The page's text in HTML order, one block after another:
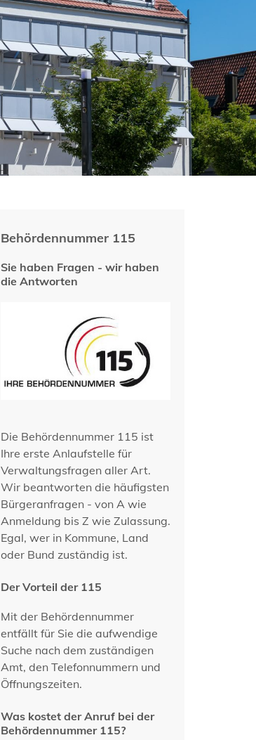
Behördennummer 115
Sie haben Fragen - wir haben
die Antworten
Die Behördennummer 115 ist
Ihre erste Anlaufstelle für
Verwaltungsfragen aller Art.
Wir beantworten die häufigsten
Bürgeranfragen - von A wie
Anmeldung bis Z wie Zulassung.
Egal, wer in Kommune, Land
oder Bund zuständig ist.
Der Vorteil der 115
Mit der Behördennummer
entfällt für Sie die aufwendige
Suche nach dem zuständigen
Amt, den Telefonnummern und
Öffnungszeiten.
Was kostet der Anruf bei der
Behördennummer 115?